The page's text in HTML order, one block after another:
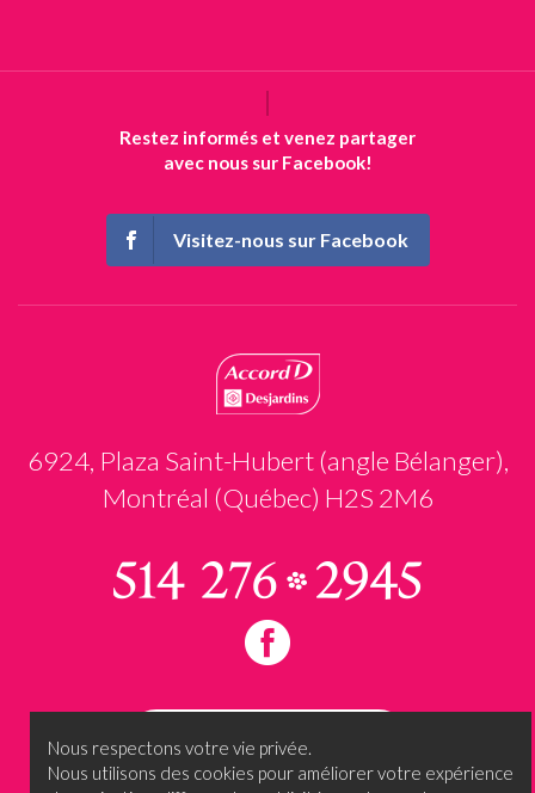
Restez informés et venez partager
avec nous sur Facebook!
Visitez-nous sur Facebook
6924, Plaza Saint-Hubert (angle Bélanger),
Montréal (Québec) H2S 2M6
Prendre rendez-vous
Nous respectons votre vie privée.
Nous utilisons des cookies pour améliorer votre expérience